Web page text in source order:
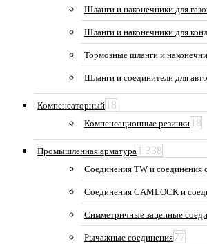
Шланги и наконечники для
Шланги и наконечники для
Тормозные шланги и
Шланги и соединители для
Компенсаторный 18
Компенсационные резинки 18
Промышленная арматура 1 338
Соединения TW и соединения
Соединения CAMLOCK и
Симметричные зацепные
Рычажные соединения77